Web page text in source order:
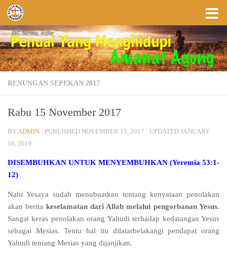
Skip to content
RENUNGAN SEPEKAN 2017
Rabu 15 November 2017
BYADMIN · PUBLISHED NOVEMBER 15, 2017 · UPDATED JANUARY
16, 2019
DISEMBUHKAN UNTUK MENYEMBUHKAN (Yeremia 53:1-
12)
Nabi Yesaya sudah menubuatkan tentang kenyataan penolakan
akan berita keselamatan dari Allah melalui pengorbanan Yesus.
Sangat keras penolakan orang Yahudi terhadap kedatangan Yesus
sebagai Mesias. Tentu hal itu dilatarbelakangi pendapat orang
Yahudi tentang Mesias yang dijanjikan.